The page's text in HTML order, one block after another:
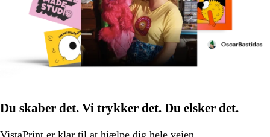
Du skaber det. Vi trykker det. Du elsker det.
VistaPrint er klar til at hjælpe dig hele vejen.